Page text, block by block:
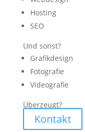
Hosting
SEO
Und sonst?
Grafikdesign
Fotografie
Videografie
Überzeugt?
Kontakt